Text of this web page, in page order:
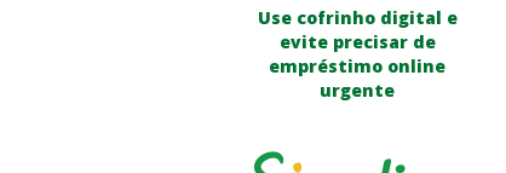
Use cofrinho digital e
evite precisar de
empréstimo online
urgente